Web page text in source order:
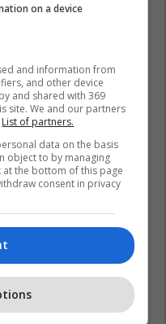
on a device
and information from
and other device
and shared with 369
site. We and our partners
List of partners.
data on the basis
object to by managing
the bottom of this page
consent in privacy